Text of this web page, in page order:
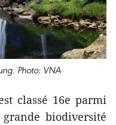
Photo: VNA
classé 16e parmi
biodiversité